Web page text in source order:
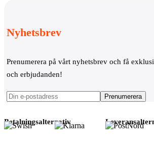
Nyhetsbrev
Prenumerera på vårt nyhetsbrev och få
och erbjudanden!
Betalningsalternativ